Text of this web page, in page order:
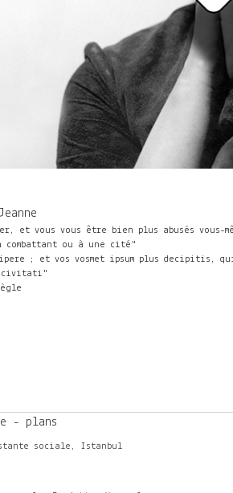
et vous vous être bien plus abusés
combattant ou à une cité"
; et vos vosmet ipsum plus decipitis,
civitati"
- plans
sociale, Istanbul